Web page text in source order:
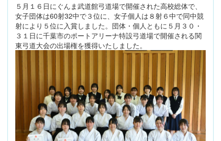
５月１６日にぐんま武道館弓道場で開催された高校総体で、
女子団体は60射32中で３位に、女子個人は８射６中で同中競
射により５位に入賞しました。団体・個人ともに５月３０・
３１日に千葉市のポートアリーナ特設弓道場で開催される関
東弓道大会の出場権を獲得いたしました。